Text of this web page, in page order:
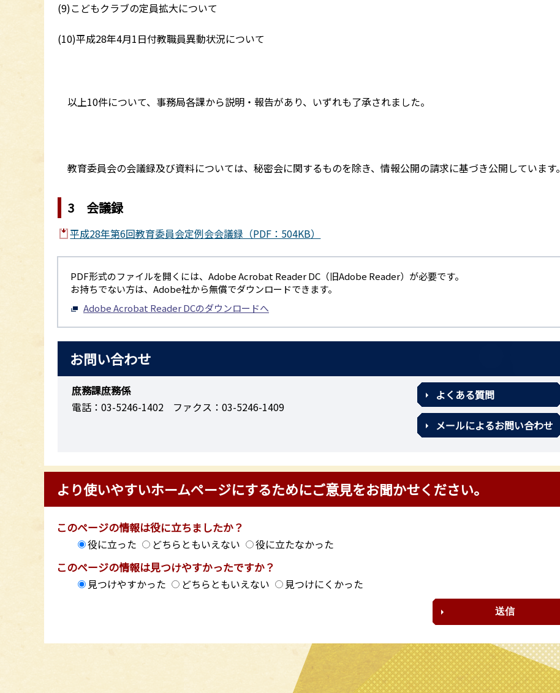
(9)こどもクラブの定員拡大について
(10)平成28年4月1日付教職員異動状況について
以上10件について、事務局各課から説明・報告があり、いずれも了承されました。
教育委員会の会議録及び資料については、秘密会に関するものを除き、情報公開の請求に基づき公開しています。
3 会議録
平成28年第6回教育委員会定例会会議録（PDF：504KB）
PDF形式のファイルを開くには、Adobe Acrobat Reader DC（旧Adobe Reader）が必要です。
お持ちでない方は、Adobe社から無償でダウンロードできます。
Adobe Acrobat Reader DCのダウンロードへ
お問い合わせ
庶務課庶務係
電話：03-5246-1402
ファクス：03-5246-1409
よくある質問
メールによるお問い合わせ
より使いやすいホームページにするためにご意見をお聞かせください。
このページの情報は役に立ちましたか？
役に立った どちらともいえない 役に立たなかった
このページの情報は見つけやすかったですか？
見つけやすかった どちらともいえない 見つけにくかった